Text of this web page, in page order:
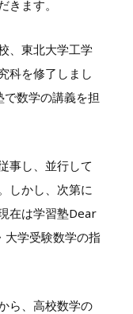
ます。
、東北大学工学
科を修了しまし
数学の講義を担
事し、並行して
しかし、次第に
在は学習塾Dear
大学受験数学の指
ら、高校数学の